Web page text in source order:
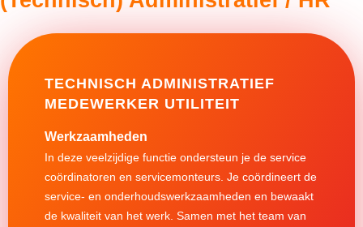
TECHNISCH ADMINISTRATIEF
MEDEWERKER UTILITEIT
Werkzaamheden
In deze veelzijdige functie ondersteun je de service
coördinatoren en servicemonteurs. Je coördineert de
service- en onderhoudswerkzaamheden en bewaakt
de kwaliteit van het werk. Samen met het team van